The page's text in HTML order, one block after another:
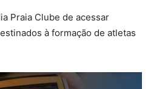
Praia Clube de acessar
à formação de atletas